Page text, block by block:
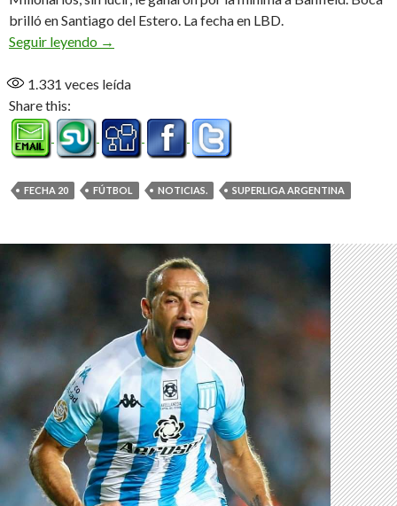
brilló en Santiago del Estero. La fecha en LBD.
Seguir leyendo Sin tregua
→
1.331 veces leída
Share this:
FECHA 20 FÚTBOL NOTICIAS. SUPERLIGA ARGENTINA